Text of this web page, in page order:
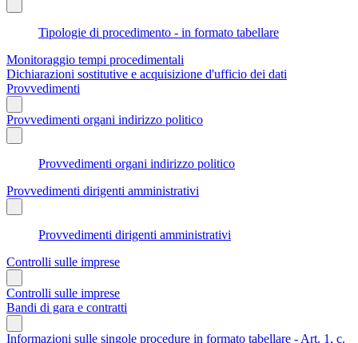
Tipologie di procedimento - in formato tabellare
Monitoraggio tempi procedimentali
Dichiarazioni sostitutive e acquisizione d'ufficio dei dati
Provvedimenti
Provvedimenti organi indirizzo politico
Provvedimenti organi indirizzo politico
Provvedimenti dirigenti amministrativi
Provvedimenti dirigenti amministrativi
Controlli sulle imprese
Controlli sulle imprese
Bandi di gara e contratti
Informazioni sulle singole procedure in formato tabellare - Art. 1, c.